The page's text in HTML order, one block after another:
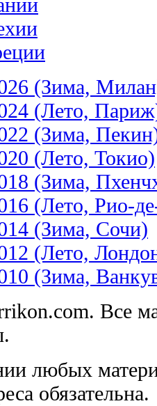
(Зима,
(Лето,
(Зима,
(Лето, Токио)
(Зима,
(Лето, Рио-
(Зима, Сочи)
(Лето,
(Зима,
Все
любых
обязательна.